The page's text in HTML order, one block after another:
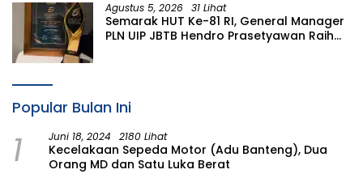
Simacan Banyuwangi
Agustus 5, 2026 31 Lihat
Semarak HUT Ke-81 RI, General Manager
PLN UIP JBTB Hendro Prasetyawan Raih
Popular Bulan Ini
1 Juni 18, 2024 2180 Lihat
Kecelakaan Sepeda Motor (Adu Banteng), Dua
Orang MD dan Satu Luka Berat